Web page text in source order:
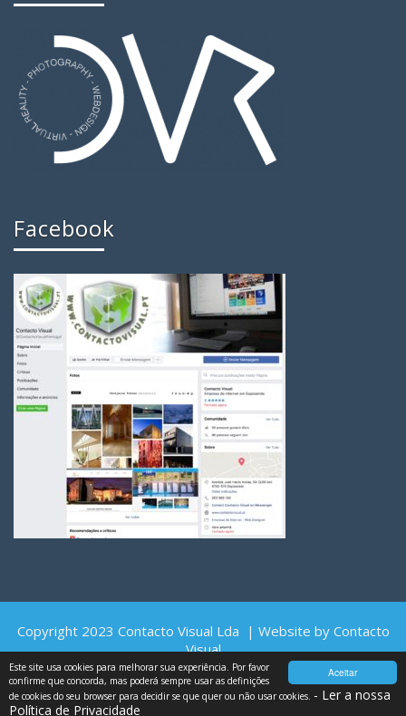
Aceitar
Este site usa cookies para melhorar sua experiência. Por favor
confirme que concorda, mas poderá sempre usar as definições
de cookies do seu browser para decidir se que quer ou não usar cookies. - Ler a nossa
Política de Privacidade
Facebook
Copyright 2023 Contacto Visual Lda | Website by Contacto
Visual